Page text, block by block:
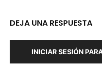
DEJA UNA RESPUESTA
INICIAR SESIÓN